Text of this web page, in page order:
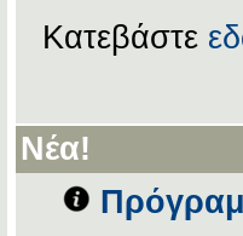
Κατεβάστε
Νέα!